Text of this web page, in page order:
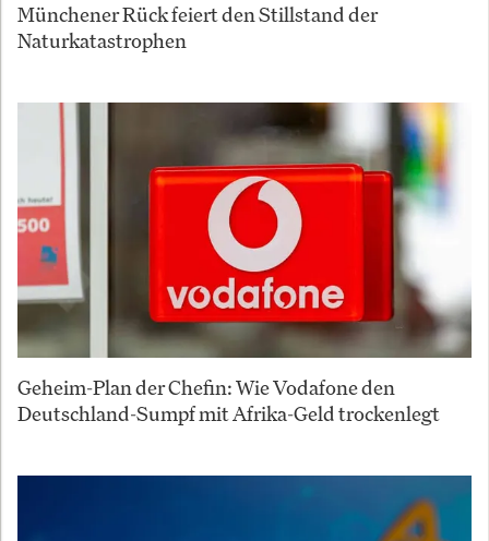
Münchener Rück feiert den Stillstand der
Naturkatastrophen
Geheim-Plan der Chefin: Wie Vodafone den
Deutschland-Sumpf mit Afrika-Geld trockenlegt